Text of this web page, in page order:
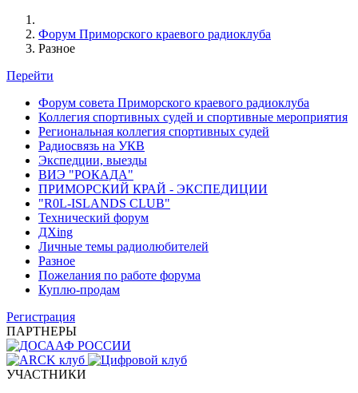
Форум Приморского краевого радиоклуба
Разное
Перейти
Форум совета Приморского краевого радиоклуба
Коллегия спортивных судей и спортивные мероприятия
Региональная коллегия спортивных судей
Радиосвязь на УКВ
Экспедции, выезды
ВИЭ "РОКАДА"
ПРИМОРСКИЙ КРАЙ - ЭКСПЕДИЦИИ
"R0L-ISLANDS CLUB"
Технический форум
ДХing
Личные темы радиолюбителей
Разное
Пожелания по работе форума
Куплю-продам
Регистрация
ПАРТНЕРЫ
УЧАСТНИКИ